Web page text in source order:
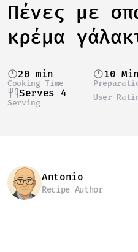
Πένες με
κρέμα
20 min
Cooking Time
10
Serves 4
Serving
User
Antonio
Recipe Author